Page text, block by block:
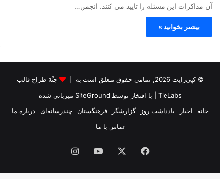
آن مذاکرات این مسئله را تایید می کنند. انجمن…
بیشتر بخوانید »
© کپی‌رایت 2026, تمامی حقوق متعلق است به |
جَنَّة طراح قالب
TieLabs | با افتخار توسط SiteGround میزبانی شده
خانه
اخبار یادداشت روز گزارشگر فرهنگستان چندرسانه‌ای
درباره ما
تماس با ما
فیس
بوک
یوتیوب